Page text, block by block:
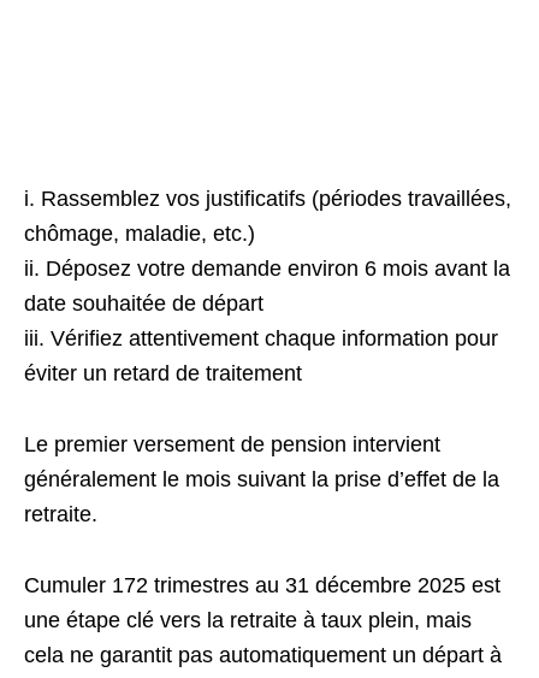
i. Rassemblez vos justificatifs (périodes travaillées,
chômage, maladie, etc.)
ii. Déposez votre demande environ 6 mois avant la
date souhaitée de départ
iii. Vérifiez attentivement chaque information pour
éviter un retard de traitement
Le premier versement de pension intervient
généralement le mois suivant la prise d’effet de la
retraite.
Cumuler 172 trimestres au 31 décembre 2025 est
une étape clé vers la retraite à taux plein, mais
cela ne garantit pas automatiquement un départ à